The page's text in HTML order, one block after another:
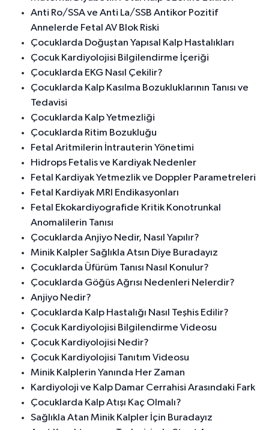
Anti Ro/SSA ve Anti La/SSB Antikor Pozitif
Annelerde Fetal AV Blok Riski
Çocuklarda Doğuştan Yapısal Kalp Hastalıkları
Çocuk Kardiyolojisi Bilgilendirme İçeriği
Çocuklarda EKG Nasıl Çekilir?
Çocuklarda Kalp Kasılma Bozukluklarının Tanısı ve
Tedavisi
Çocuklarda Kalp Yetmezliği
Çocuklarda Ritim Bozukluğu
Fetal Aritmilerin İntrauterin Yönetimi
Hidrops Fetalis ve Kardiyak Nedenler
Fetal Kardiyak Yetmezlik ve Doppler Parametreleri
Fetal Kardiyak MRI Endikasyonları
Fetal Ekokardiyografide Kritik Konotrunkal
Anomalilerin Tanısı
Çocuklarda Anjiyo Nedir, Nasıl Yapılır?
Minik Kalpler Sağlıkla Atsın Diye Buradayız
Çocuklarda Üfürüm Tanısı Nasıl Konulur?
Çocuklarda Göğüs Ağrısı Nedenleri Nelerdir?
Anjiyo Nedir?
Çocuklarda Kalp Hastalığı Nasıl Teşhis Edilir?
Çocuk Kardiyolojisi Bilgilendirme Videosu
Çocuk Kardiyolojisi Nedir?
Çocuk Kardiyolojisi Tanıtım Videosu
Minik Kalplerin Yanında Her Zaman
Kardiyoloji ve Kalp Damar Cerrahisi Arasındaki Fark
Çocuklarda Kalp Atışı Kaç Olmalı?
Sağlıkla Atan Minik Kalpler İçin Buradayız